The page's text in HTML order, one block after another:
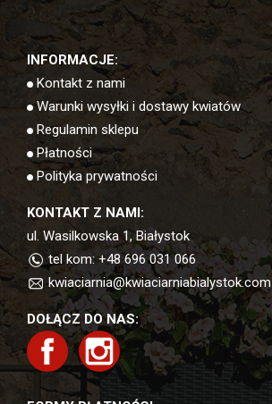
INFORMACJE:
Kontakt z nami
Warunki wysyłki i dostawy kwiatów
Regulamin sklepu
Płatności
Polityka prywatności
KONTAKT Z NAMI:
ul. Wasilkowska 1, Białystok
tel kom: +48 696 031 066
kwiaciarnia@kwiaciarniabialystok.com
DOŁĄCZ DO NAS: